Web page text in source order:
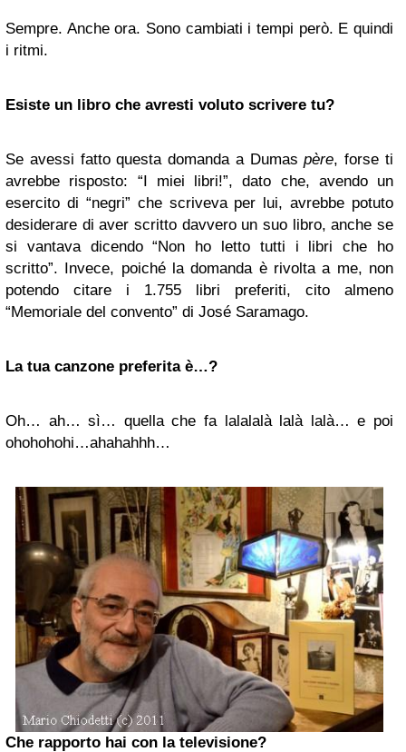
Sempre. Anche ora. Sono cambiati i tempi però. E quindi
i ritmi.
Esiste un libro che avresti voluto scrivere tu?
Se avessi fatto questa domanda a Dumaspère, forse ti
avrebbe risposto: “I miei libri!”, dato che, avendo un
esercito di “negri” che scriveva per lui, avrebbe potuto
desiderare di aver scritto davvero un suo libro, anche se
si vantava dicendo “Non ho letto tutti i libri che ho
scritto”. Invece, poiché la domanda è rivolta a me, non
potendo citare i 1.755 libri preferiti, cito almeno
“Memoriale del convento” di José Saramago.
La tua canzone preferita è…?
Oh… ah… sì… quella che fa lalalalà lalà lalà… e poi
ohohohohi…ahahahhh…
Che rapporto hai con la televisione?